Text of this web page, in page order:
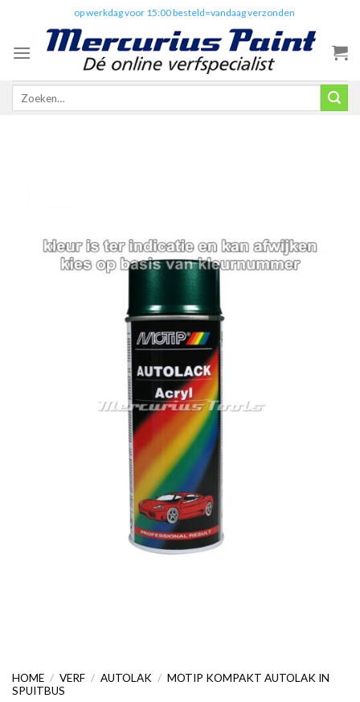
content
op werkdag voor 15:00 besteld=vandaag verzonden
Zoeken
HOME / VERF / AUTOLAK / MOTIP KOMPAKT AUTOLAK IN
SPUITBUS